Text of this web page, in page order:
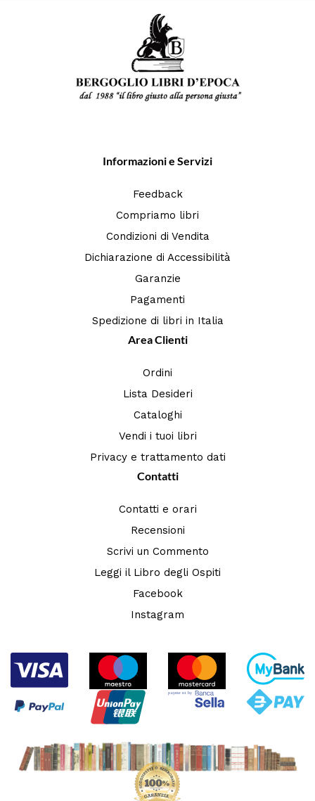
Informazioni e Servizi
Feedback
Compriamo libri
Condizioni di Vendita
Dichiarazione di Accessibilità
Garanzie
Pagamenti
Spedizione di libri in Italia
Area Clienti
Ordini
Lista Desideri
Cataloghi
Vendi i tuoi libri
Privacy e trattamento dati
Contatti
Contatti e orari
Recensioni
Scrivi un Commento
Leggi il Libro degli Ospiti
Facebook
Instagram